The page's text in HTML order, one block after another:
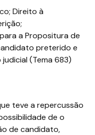
Direito à
a Propositura de
preterido e
(Tema 683)
teve a repercussão
de o
de candidato,